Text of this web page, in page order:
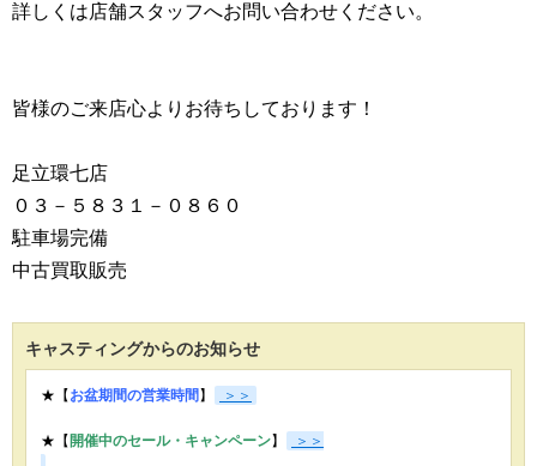
詳しくは店舗スタッフへお問い合わせください。
皆様のご来店心よりお待ちしております！
足立環七店
０３－５８３１－０８６０
駐車場完備
中古買取販売
キャスティングからのお知らせ
★【お盆期間の営業時間】 ＞＞
★【開催中のセール・キャンペーン】 ＞＞